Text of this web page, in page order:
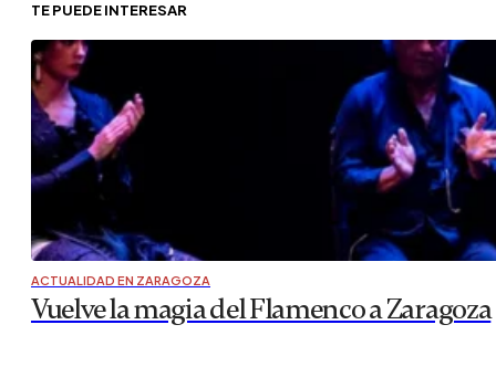
TE PUEDE INTERESAR
ACTUALIDAD EN ZARAGOZA
Vuelve la magia del Flamenco a Zaragoza